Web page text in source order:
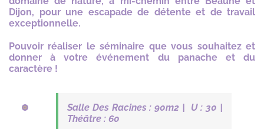
Dijon, pour une escapade de détente et de travail
exceptionnelle.
Pouvoir réaliser le séminaire que vous souhaitez et
donner à votre événement du panache et du
caractère !
Salle Des Racines : 90m2 | U : 30 |
Théâtre : 60